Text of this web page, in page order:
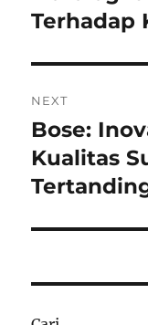
Terhadap
NEXT
Next
post:
Bose:
Kualitas